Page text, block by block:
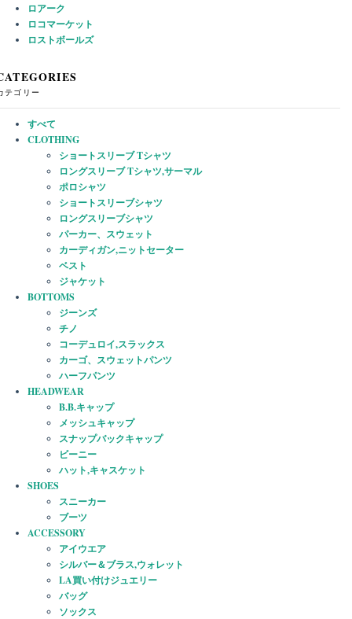
ロアーク
ロコマーケット
ロストボールズ
テゴリー
すべて
CLOTHING
ショートスリーブ Tシャツ
ロングスリーブ Tシャツ,サーマル
ポロシャツ
ショートスリーブシャツ
ロングスリーブシャツ
パーカー、スウェット
カーディガン,ニットセーター
ベスト
ジャケット
BOTTOMS
ジーンズ
チノ
コーデュロイ,スラックス
カーゴ、スウェットパンツ
ハーフパンツ
HEADWEAR
B.B.キャップ
メッシュキャップ
スナップバックキャップ
ビーニー
ハット,キャスケット
SHOES
スニーカー
ブーツ
ACCESSORY
アイウエア
シルバー＆ブラス,ウォレット
LA買い付けジュエリー
バッグ
ソックス